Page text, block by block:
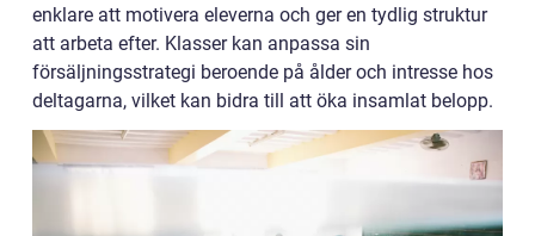
enklare att motivera eleverna och ger en tydlig struktur
att arbeta efter. Klasser kan anpassa sin
försäljningsstrategi beroende på ålder och intresse hos
deltagarna, vilket kan bidra till att öka insamlat belopp.